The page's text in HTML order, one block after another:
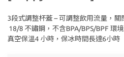
3段式調整杯蓋 – 可調整飲用流量，關
18/8 不鏽鋼，不含BPA/BPS/BPF 環
真空保溫4 小時，保冰時間長達6小時